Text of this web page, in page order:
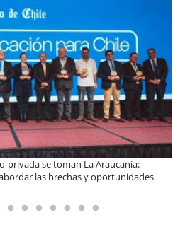
durante el Black Sale